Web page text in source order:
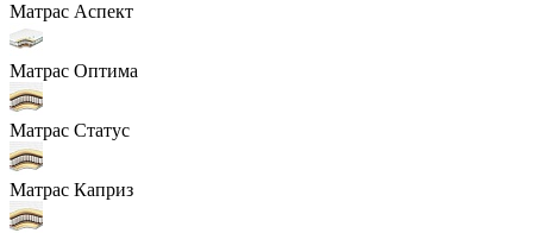
Матрас Аспект
Матрас Оптима
Матрас Статус
Матрас Каприз